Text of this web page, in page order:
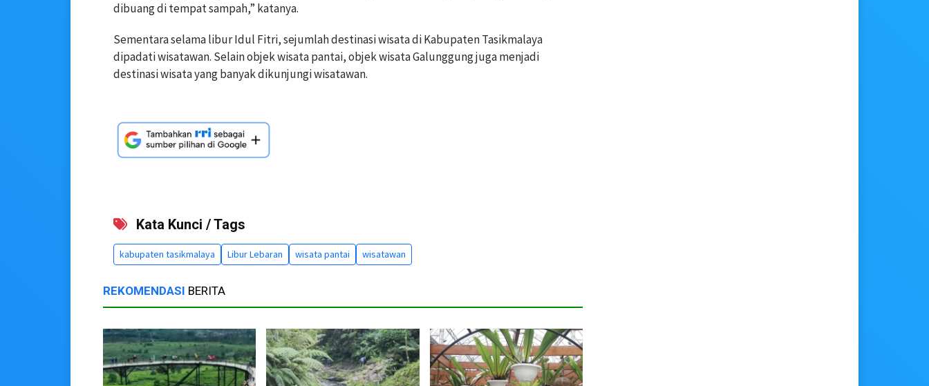
dibuang di tempat sampah,” katanya.
Sementara selama libur Idul Fitri, sejumlah destinasi wisata di Kabupaten Tasikmalaya
dipadati wisatawan. Selain objek wisata pantai, objek wisata Galunggung juga menjadi
destinasi wisata yang banyak dikunjungi wisatawan.
Kata Kunci / Tags
kabupaten tasikmalaya Libur Lebaran wisata pantai wisatawan
REKOMENDASI BERITA